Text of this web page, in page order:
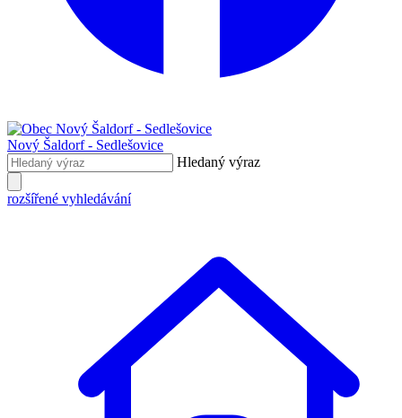
Nový Šaldorf - Sedlešovice
Hledaný výraz
rozšířené vyhledávání